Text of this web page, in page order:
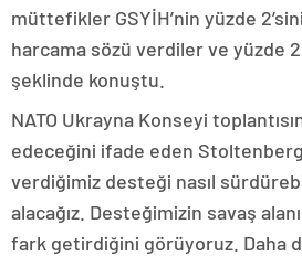
müttefikler GSYİH’nin yüzde
harcama sözü verdiler ve yüzde 2
şeklinde konuştu.
NATO Ukrayna Konseyi
edeceğini ifade eden
verdiğimiz desteği nasıl
alacağız. Desteğimizin savaş
fark getirdiğini görüyoruz. Daha